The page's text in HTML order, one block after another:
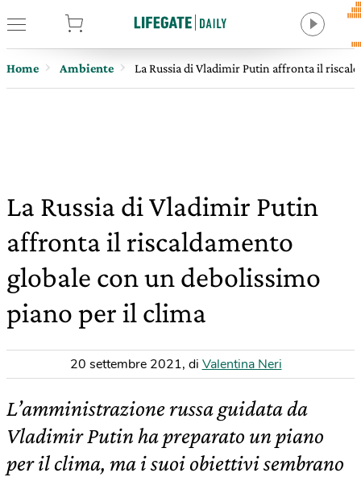
Home Ambiente La Russia di Vladimir Putin affronta il
La Russia di Vladimir Putin
affronta il riscaldamento
globale con un debolissimo
piano per il clima
20 settembre 2021, di Valentina Neri
L’amministrazione russa guidata da
Vladimir Putin ha preparato un piano
per il clima, ma i suoi obiettivi sembrano